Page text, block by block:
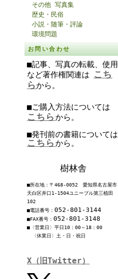
その他 写真集
歴史・民俗
小説・随筆・評論
環境問題
お問い合わせ
■記事、写真の転載、使用
など著作権関連は こち
らから。
■ご購入方法については
こちら から。
■発刊前の書籍については
こちら から。
樹林舎
■所在地：〒468-0052 愛知県名古屋市
天白区井口1-1504ユニーブル第三植田
102
■電話番号： 052-801-3144
■FAX番号： 052-801-3148
■〈営業日〉平日10：00～18：00
〈休業日〉土・日・祝日
X（旧Twitter）